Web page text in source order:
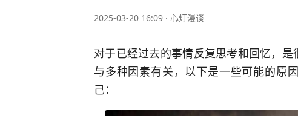
2025-03-20 16:09 · 心灯漫谈
对于已经过去的事情反复思考和回忆，
与多种因素有关，以下是一些可能的原
己：